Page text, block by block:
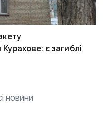
є загиблі
новини